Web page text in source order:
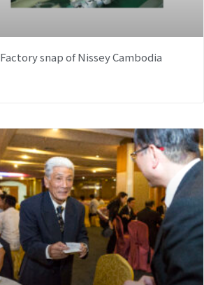
Factory snap of Nissey Cambodia